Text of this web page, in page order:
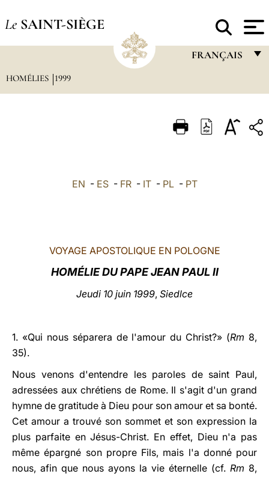
Le SAINT-SIÈGE
FRANÇAIS
ITALIANO
中文
LATINE
HOMÉLIES 1999
EN - ES- FR- IT- PL- PT
VOYAGE APOSTOLIQUE EN POLOGNE
HOMÉLIE DU PAPE JEAN PAUL II
Jeudi 10 juin 1999, Siedlce
1. «Qui nous séparera de l'amour du Christ?» (Rm 8,
35).
Nous venons d'entendre les paroles de saint Paul,
adressées aux chrétiens de Rome. Il s'agit d'un grand
hymne de gratitude à Dieu pour son amour et sa bonté.
Cet amour a trouvé son sommet et son expression la
plus parfaite en Jésus-Christ. En effet, Dieu n'a pas
même épargné son propre Fils, mais l'a donné pour
nous, afin que nous ayons la vie éternelle (cf. Rm 8,